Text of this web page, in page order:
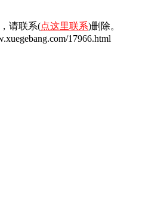
请联系(点这里联系)删除。
17966.html